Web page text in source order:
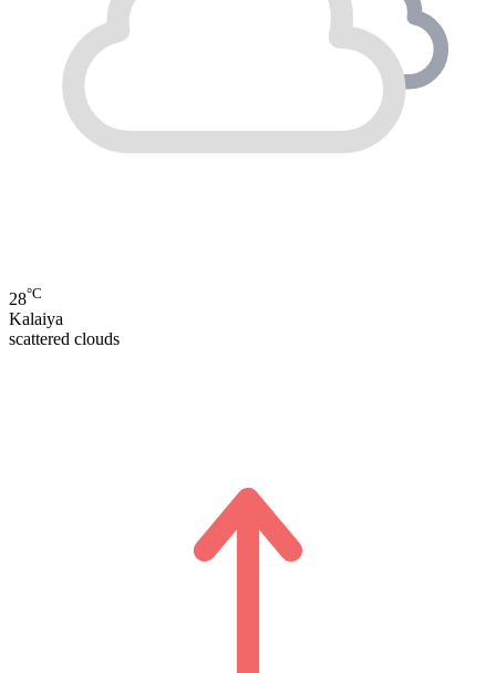
28°C
Kalaiya
scattered clouds